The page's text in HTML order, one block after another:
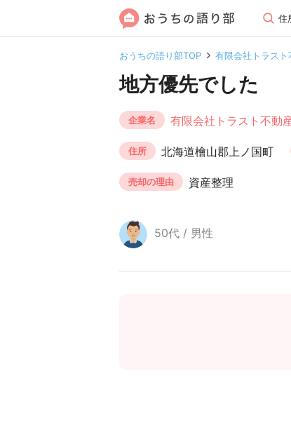
住
おうちの語り部TOP 有限会社トラスト
地方優先でした
企業名 有限会社トラスト不動
住所 北海道檜山郡上ノ国町
売却の理由 資産整理
50代 / 男性